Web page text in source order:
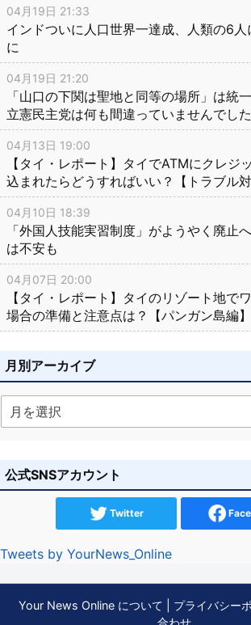
04月19日 21:33
インドついに人口世界一達成、人類の6人
に
04月19日 21:20
「山口の下関は聖地と同等の場所」は統
立憲民主党は何も間違っていませんでした
04月13日 19:00
【タイ・レポート】タイでATMにクレジ
込まれたらどうすればいい？【トラブル対
04月10日 18:39
「外国人技能実習制度」がようやく廃止
は不安も
04月07日 20:00
【タイ・レポート】タイのリゾート地で
場合の準備と注意点は？【パンガン島編】
月別アーカイブ
公式SNSアカウント
Twitter
Tweets by YourNews_Online
Your News Online について プライバシー